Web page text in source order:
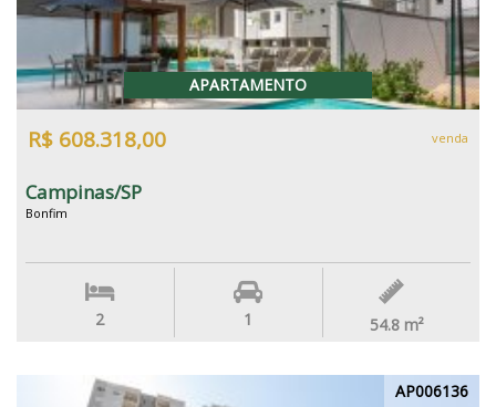
APARTAMENTO
R$ 608.318,00 venda
Campinas/SP
Bonfim
2 1 54.8 m²
AP006136